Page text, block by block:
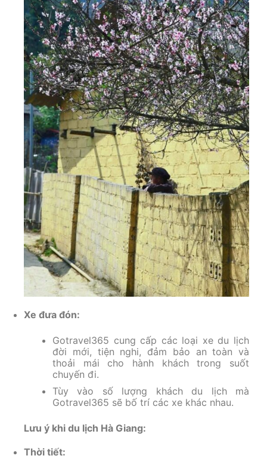
Xe đưa đón:
Gotravel365 cung cấp các loại xe du lịch
đời mới, tiện nghi, đảm bảo an toàn và
thoải mái cho hành khách trong suốt
chuyến đi.
Tùy vào số lượng khách du lịch mà
Gotravel365 sẽ bố trí các xe khác nhau.
Lưu ý khi du lịch Hà Giang:
Thời tiết: